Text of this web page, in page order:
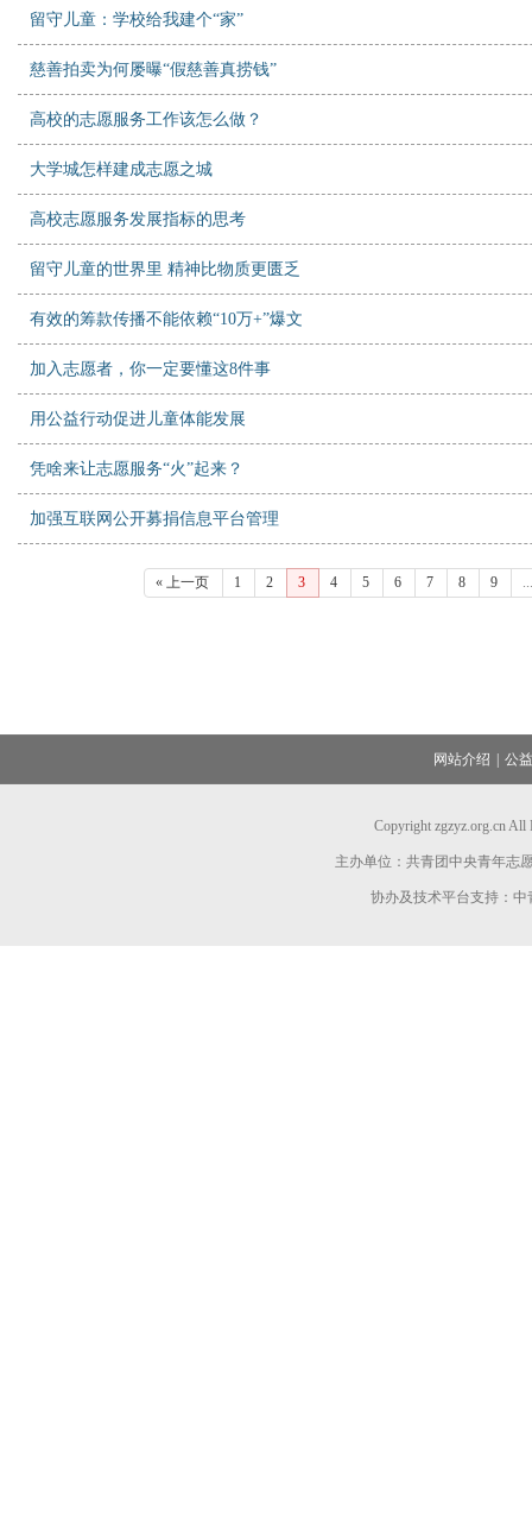
留守儿童：学校给我建个“家”
慈善拍卖为何屡曝“假慈善真捞钱”
高校的志愿服务工作该怎么做？
大学城怎样建成志愿之城
高校志愿服务发展指标的思考
留守儿童的世界里 精神比物质更匮乏
有效的筹款传播不能依赖“10万+”爆文
加入志愿者，你一定要懂这8件事
用公益行动促进儿童体能发展
凭啥来让志愿服务“火”起来？
加强互联网公开募捐信息平台管理
« 上一页 1 2 3 4 5 6 7 8 9
网站介绍 公
Copyright zgzyz.org.cn
主办单位：共青团中央青年志
协办及技术平台支持：